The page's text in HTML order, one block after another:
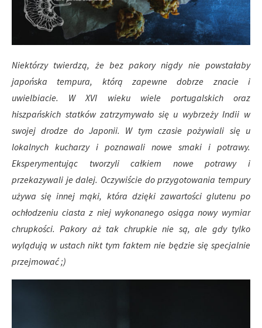
Niektórzy twierdzą, że bez pakory nigdy nie powstałaby
japońska tempura, którą zapewne dobrze znacie i
uwielbiacie. W XVI wieku wiele portugalskich oraz
hiszpańskich statków zatrzymywało się u wybrzeży Indii w
swojej drodze do Japonii. W tym czasie pożywiali się u
lokalnych kucharzy i poznawali nowe smaki i potrawy.
Eksperymentując tworzyli całkiem nowe potrawy i
przekazywali je dalej. Oczywiście do przygotowania tempury
używa się innej mąki, która dzięki zawartości glutenu po
ochłodzeniu ciasta z niej wykonanego osiąga nowy wymiar
chrupkości. Pakory aż tak chrupkie nie są, ale gdy tylko
wylądują w ustach nikt tym faktem nie będzie się specjalnie
przejmować ;)